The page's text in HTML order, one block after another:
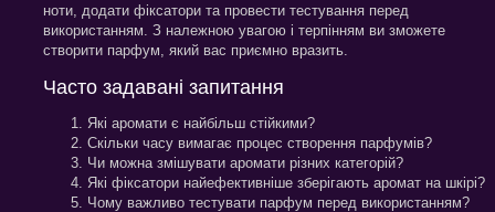
ноти, додати фіксатори та провести тестування перед
використанням. З належною увагою і терпінням ви зможете
створити парфум, який вас приємно вразить.
Часто задавані запитання
Які аромати є найбільш стійкими?
Скільки часу вимагає процес створення парфумів?
Чи можна змішувати аромати різних категорій?
Які фіксатори найефективніше зберігають аромат на шкірі?
Чому важливо тестувати парфум перед використанням?